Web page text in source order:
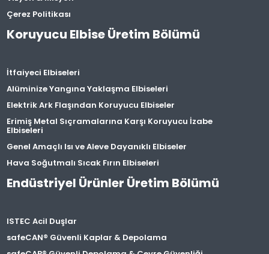
Çerez Politikası
Koruyucu Elbise Üretim Bölümü
İtfaiyeci Elbiseleri
Alüminize Yangına Yaklaşma Elbiseleri
Elektrik Ark Flaşından Koruyucu Elbiseler
Erimiş Metal Sıçramalarına Karşı Koruyucu İzabe
Elbiseleri
Genel Amaçlı Isı ve Aleve Dayanıklı Elbiseler
Hava Soğutmalı Sıcak Fırın Elbiseleri
Endüstriyel Ürünler Üretim Bölümü
ISTEC Acil Duşlar
safeCAN® Güvenli Kaplar & Depolama